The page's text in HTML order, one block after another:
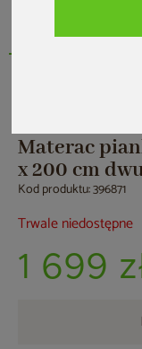
Materac
x 200 cm
Kod produktu: 396871
Trwale niedostępne
1 699